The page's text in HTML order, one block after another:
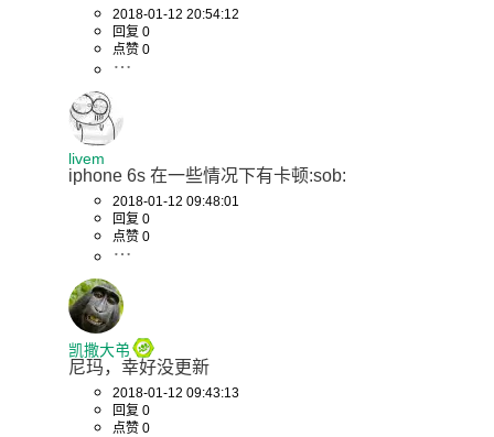
2018-01-12 20:54:12
回复 0
点赞 0
livem
iphone 6s 在一些情况下有卡顿:sob:
2018-01-12 09:48:01
回复 0
点赞 0
凯撒大弚
尼玛，幸好没更新
2018-01-12 09:43:13
回复 0
点赞 0